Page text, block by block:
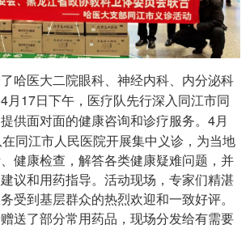
哈医大二院眼科、神经内科、内分泌科
4月 17日下午，医疗队先行深入同江市同
供面对面的健康咨询和诊疗服务。 4月
同江市人民医院开展集中义诊，为当地
健康检查，解答各类健康疑难问题，并
议和用药指导。活动现场，专家们精湛
受到基层群众的热烈欢迎和一致好评。
送了部分常用药品，现场分发给有需要